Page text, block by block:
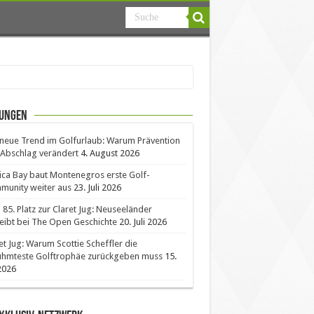
Trend im Golfurlaub: Warum Prävention
verändert 4. August 2026
Bay baut Montenegros erste Golf-
weiter aus 23. Juli 2026
85. Platz zur Claret Jug: Neuseeländer
bei The Open Geschichte 20. Juli 2026
Jug: Warum Scottie Scheffler die
Golftrophäe zurückgeben muss 15.